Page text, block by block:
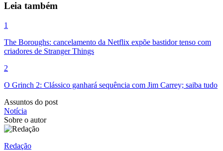
Leia também
1
The Boroughs: cancelamento da Netflix expõe bastidor tenso com
criadores de Stranger Things
2
O Grinch 2: Clássico ganhará sequência com Jim Carrey; saiba tudo
Assuntos do post
Notícia
Sobre o autor
Redação